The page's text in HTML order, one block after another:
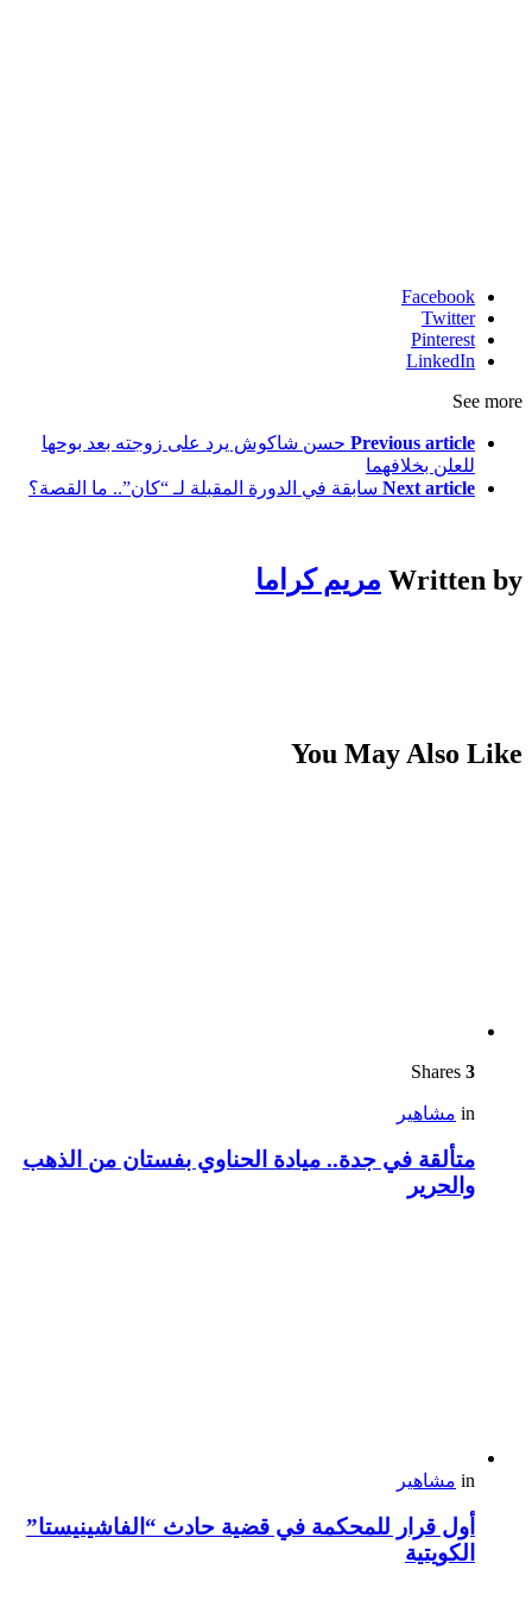
Facebook
Twitter
Pinterest
LinkedIn
See more
Previous article حسن شاكوش يرد على زوجته بعد بوحها
للعلن بخلافهما
Next article سابقة في الدورة المقبلة لـ “كان”.. ما القصة؟
Written by مريم كراما
You May Also Like
3
in مشاهير
متألقة في جدة.. ميادة الحناوي بفستان من الذهب
والحرير
in مشاهير
أول قرار للمحكمة في قضية حادث “الفاشينيستا”
الكويتية